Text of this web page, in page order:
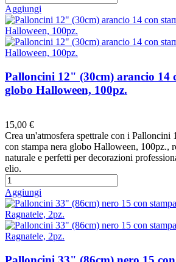
Aggiungi
Palloncini 12" (30cm) arancio 14
globo Halloween, 100pz.
15,00 €
Crea un'atmosfera spettrale con i Palloncini
con stampa nera globo Halloween, 100pz.,
naturale e perfetti per decorazioni
elio.
Aggiungi